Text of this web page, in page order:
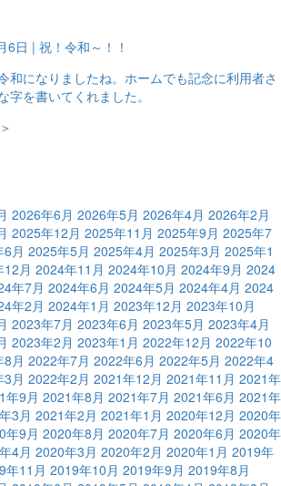
6日 | 祝！令和～！！
和になりましたね。ホームでも記念に利用者さ
字を書いてくれました。
2026年6月 2026年5月 2026年4月 2026年2月
2025年12月 2025年11月 2025年9月 2025年7
月 2025年5月 2025年4月 2025年3月 2025年1
月 2024年11月 2024年10月 2024年9月 2024
年7月 2024年6月 2024年5月 2024年4月 2024
年2月 2024年1月 2023年12月 2023年10月
2023年7月 2023年6月 2023年5月 2023年4月
2023年2月 2023年1月 2022年12月 2022年10
月 2022年7月 2022年6月 2022年5月 2022年4
月 2022年2月 2021年12月 2021年11月 2021年
年9月 2021年8月 2021年7月 2021年6月 2021年
3月 2021年2月 2021年1月 2020年12月 2020年
年9月 2020年8月 2020年7月 2020年6月 2020年
4月 2020年3月 2020年2月 2020年1月 2019年
年11月 2019年10月 2019年9月 2019年8月